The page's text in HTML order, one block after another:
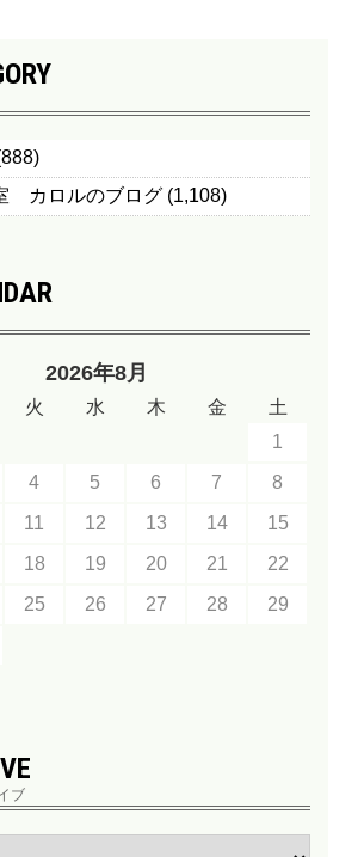
カロルのブログ (1,108)
2026年8月
火 水 木 金
土
1
4 5 6 7
8
11 12 13 14
15
18 19 20 21
22
25 26 27 28
29
ブ